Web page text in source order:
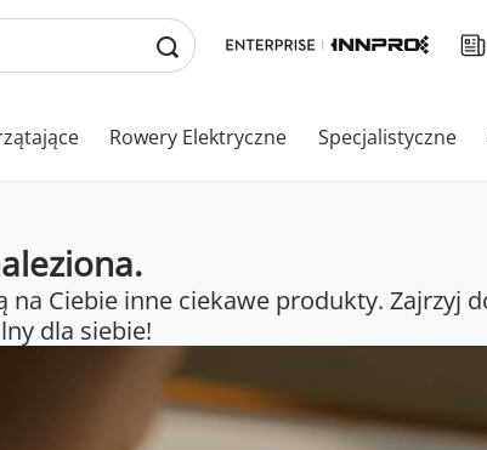
Rowery Elektryczne Specjalistyczne
Ciebie inne ciekawe produkty. Zajrzyj
dla siebie!